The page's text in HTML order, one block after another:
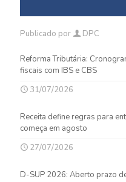
Publicado por DPC
Reforma Tributária:
fiscais com IBS e CBS
31/07/2026
Receita define regras para
começa em agosto
27/07/2026
D-SUP 2026: Aberto prazo